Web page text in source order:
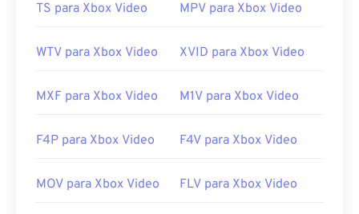
https://www.realnetworks.com/
TS para Xbox Video MPV para Xbox Video
WTV para Xbox Video XVID para Xbox Video
MXF para Xbox Video M1V para Xbox Video
F4P para Xbox Video F4V para Xbox Video
MOV para Xbox Video FLV para Xbox Video